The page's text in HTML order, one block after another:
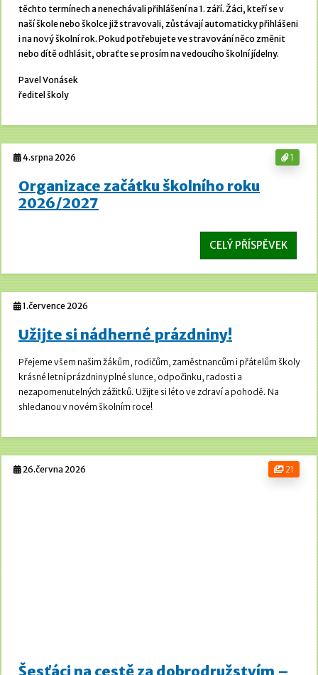
těchto termínech a nenechávali přihlášení na 1. září. Žáci, kteří se v
naší škole nebo školce již stravovali, zůstávají automaticky přihlášeni
i na nový školní rok. Pokud potřebujete ve stravování něco změnit
nebo dítě odhlásit, obraťte se prosím na vedoucího školní jídelny.
Pavel Vonásek
ředitel školy
1
4.srpna 2026
Organizace začátku školního roku
2026/2027
CELÝ PŘÍSPĚVEK
1.července 2026
Užijte si nádherné prázdniny!
Přejeme všem našim žákům, rodičům, zaměstnancům i přátelům školy
krásné letní prázdniny plné slunce, odpočinku, radosti a
nezapomenutelných zážitků. Užijte si léto ve zdraví a pohodě. Na
shledanou v novém školním roce!
21
26.června 2026
Šesťáci na cestě za dobrodružstvím –